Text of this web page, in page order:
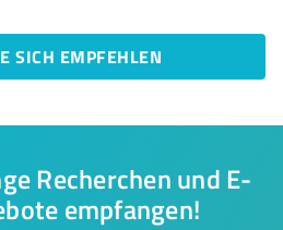
SICH EMPFEHLEN
Recherchen und E-
empfangen!